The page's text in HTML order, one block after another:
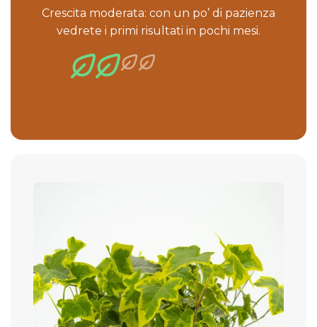
Crescita moderata: con un po’ di pazienza
vedrete i primi risultati in pochi mesi.